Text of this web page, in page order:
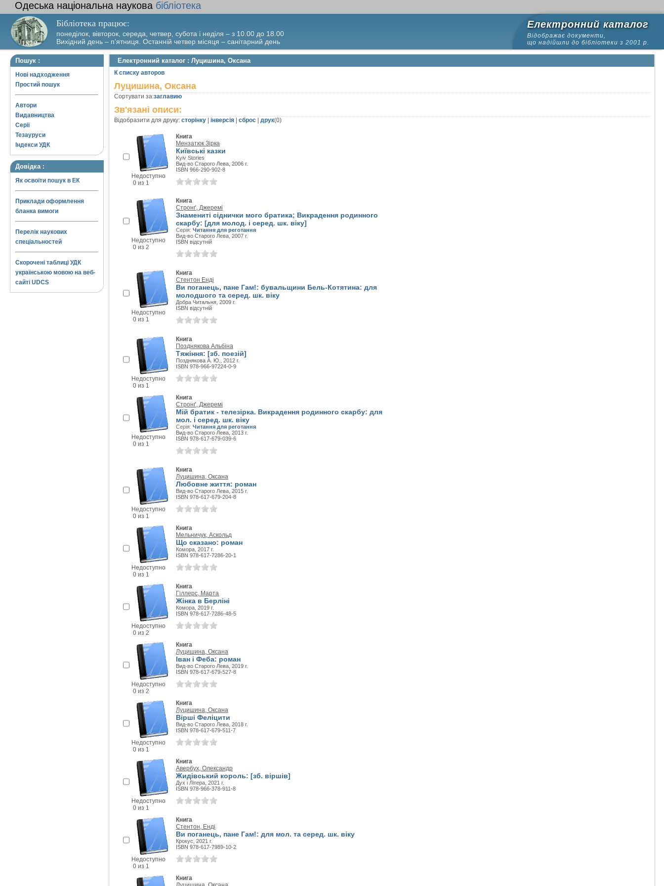
Одеська національна наукова бібліотека
Бібліотека працює:
понеділок, вівторок, середа, четвер, субота і неділя – з 10.00 до 18.00
Вихідний день – п’ятниця. Останній четвер місяця – санітарний день
Електронний каталог
Відображає документи,
що надійшли до бібліотеки з 2001 р.
Пошук :
Нові надходження
Простий пошук
Автори
Видавництва
Серії
Тезауруси
Індекси УДК
Довідка :
Як освоїти пошук в ЕК
Приклади оформлення
бланка вимоги
Перелік наукових
спеціальностей
Скорочені таблиці УДК
українською мовою на веб-
сайті UDCS
Електронний каталог : Луцишина, Оксана
К списку авторов
Луцишина, Оксана
Сортувати за:заглавию
Зв'язані описи:
Відобразити для друку: сторінку інверсія сброс друк(0)
Недоступно
0 из 1
Книга
Мензатюк Зірка
Київські казки
Kyiv Stories
Вид-во Старого Лева, 2006 г.
ISBN 966-290-902-8
Недоступно
0 из 2
Книга
Стронґ, Джеремі
Знамениті сіднички мого братика; Викрадення родинного
скарбу: [для молод. і серед. шк. віку]
Серія: Читання для реготання
Вид-во Старого Лева, 2007 г.
ISBN відсутній
Недоступно
0 из 1
Книга
Стентон Енді
Ви поганець, пане Гам!: бувальщини Бель-Котятина: для
молодшого та серед. шк. віку
Добра Читальня, 2009 г.
ISBN відсутній
Недоступно
0 из 1
Книга
Позднякова Альбіна
Тяжіння: [зб. поезій]
Позднякова А. Ю., 2012 г.
ISBN 978-966-97224-0-9
Недоступно
0 из 1
Книга
Стронґ, Джеремі
Мій братик - телезірка. Викрадення родинного скарбу: для
мол. і серед. шк. віку
Серія: Читання для реготання
Вид-во Старого Лева, 2013 г.
ISBN 978-617-679-039-6
Недоступно
0 из 1
Книга
Луцишина, Оксана
Любовне життя: роман
Вид-во Старого Лева, 2015 г.
ISBN 978-617-679-204-8
Недоступно
0 из 1
Книга
Мельничук, Аскольд
Що сказано: роман
Комора, 2017 г.
ISBN 978-617-7286-20-1
Недоступно
0 из 2
Книга
Гіллерс, Марта
Жінка в Берліні
Комора, 2019 г.
ISBN 978-617-7286-48-5
Недоступно
0 из 2
Книга
Луцишина, Оксана
Іван і Феба: роман
Вид-во Старого Лева, 2019 г.
ISBN 978-617-679-527-8
Недоступно
0 из 1
Книга
Луцишина, Оксана
Вірші Феліцити
Вид-во Старого Лева, 2018 г.
ISBN 978-617-679-511-7
Недоступно
0 из 1
Книга
Авербух, Олександр
Жидівський король: [зб. віршів]
Дух і Літера, 2021 г.
ISBN 978-966-378-911-8
Недоступно
0 из 1
Книга
Стентон, Енді
Ви поганець, пане Гам!: для мол. та серед. шк. віку
Крокус, 2021 г.
ISBN 978-617-7989-10-2
Книга